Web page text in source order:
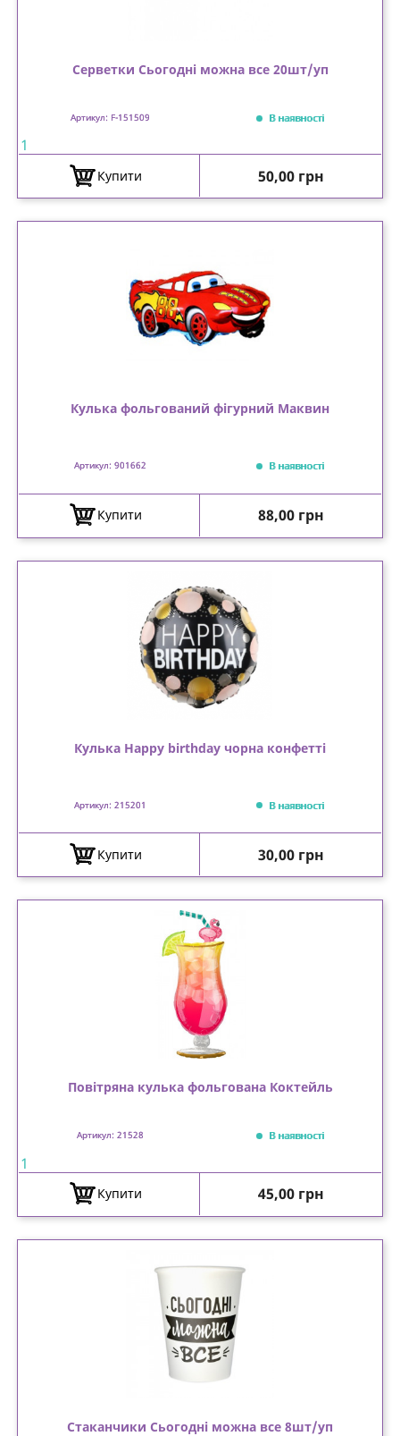
Серветки Сьогодні можна все 20шт/уп
Артикул: F-151509 В наявності
1
Купити Ціна
50,00 грн
Кулька фольгований фігурний Маквин
Артикул: 901662 В наявності
Купити Ціна
88,00 грн
Кулька Happy birthday чорна конфетті
Артикул: 215201 В наявності
Купити Ціна
30,00 грн
Повітряна кулька фольгована Коктейль
Артикул: 21528 В наявності
1
Купити Ціна
45,00 грн
Стаканчики Сьогодні можна все 8шт/уп